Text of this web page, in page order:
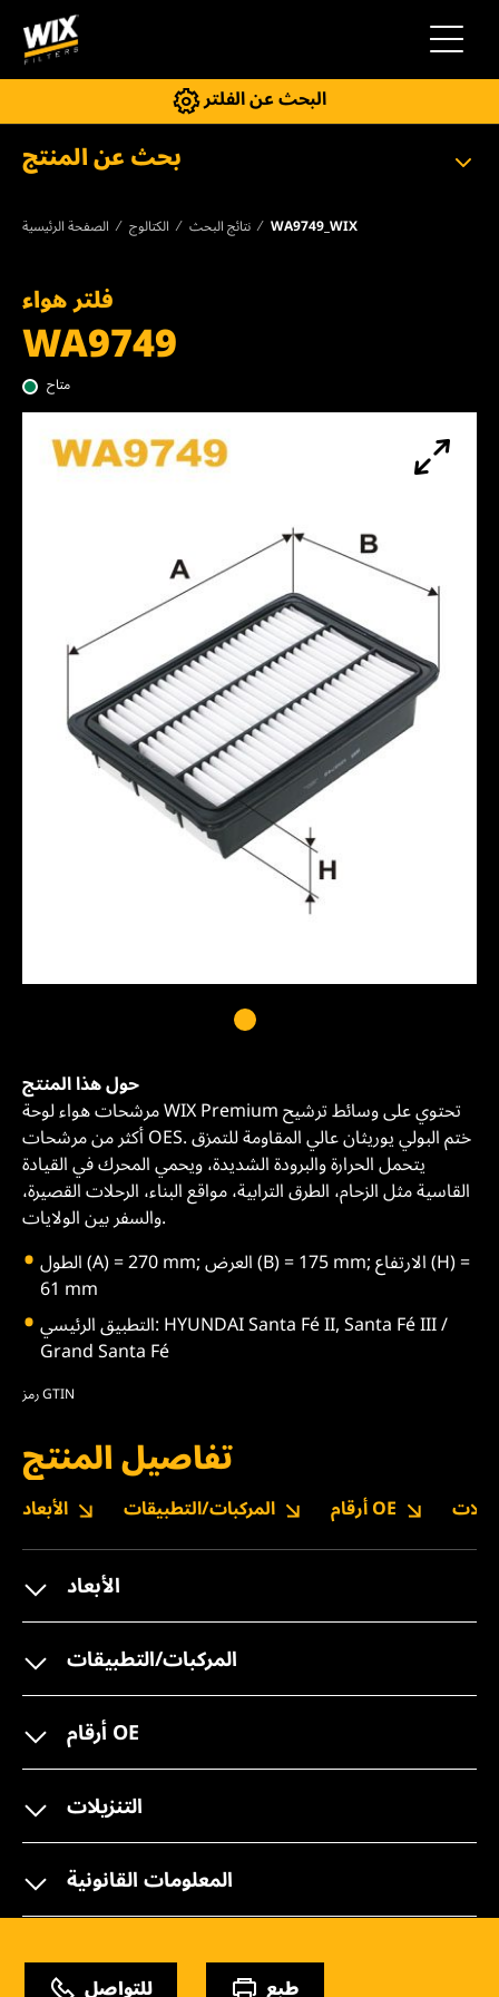
التنقل
البحث عن الفلتر
بحث عن المنتج
الصفحة الرئيسية الكتالوج نتائج البحث WA9749_WIX
فلتر هواء
WA9749
متاح
حول هذا المنتج
مرشحات هواء لوحة WIX Premium تحتوي على وسائط ترشيح
أكثر من مرشحات OES. ختم البولي يوريثان عالي المقاومة للتمزق
يتحمل الحرارة والبرودة الشديدة، ويحمي المحرك في القيادة
القاسية مثل الزحام، الطرق الترابية، مواقع البناء، الرحلات القصيرة،
والسفر بين الولايات.
الطول (A) = 270 mm; العرض (B) = 175 mm; الارتفاع (H) =
61 mm
التطبيق الرئيسي: HYUNDAI Santa Fé II, Santa Fé III /
Grand Santa Fé
رمز GTIN
تفاصيل المنتج
الأبعاد المركبات/التطبيقات أرقام OE
الأبعاد
المركبات/التطبيقات
أرقام OE
التنزيلات
المعلومات القانونية